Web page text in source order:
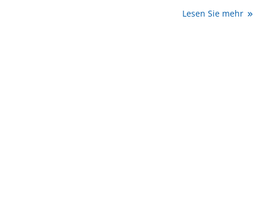
Vorbeugung von COVID-19 bei Personen ab sechs
Lesen Sie mehr